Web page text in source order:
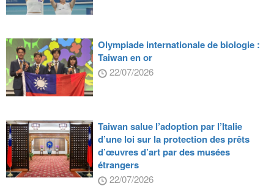
Olympiade internationale de biologie :
Taiwan en or
22/07/2026
Taiwan salue l’adoption par l’Italie
d’une loi sur la protection des prêts
d’œuvres d’art par des musées
étrangers
22/07/2026